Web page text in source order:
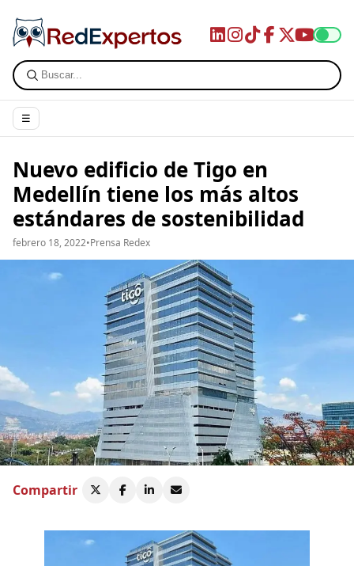
☰
Nuevo edificio de Tigo en
Medellín tiene los más altos
estándares de sostenibilidad
febrero 18, 2022•Prensa Redex
Compartir